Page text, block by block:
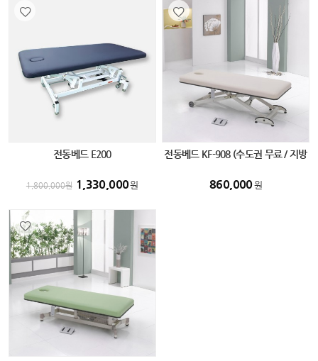
전동베드 E200
1,800,000원 1,330,000원
전동베드 KF-908 (수도권 무료 / 지방
860,000원